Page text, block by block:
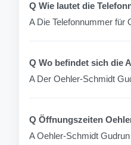
Q Wie lautet die
A Die Telefonnummer für
Q Wo befindet sich die
A Der Oehler-Schmidt
Q Öffnungszeiten
A Oehler-Schmidt